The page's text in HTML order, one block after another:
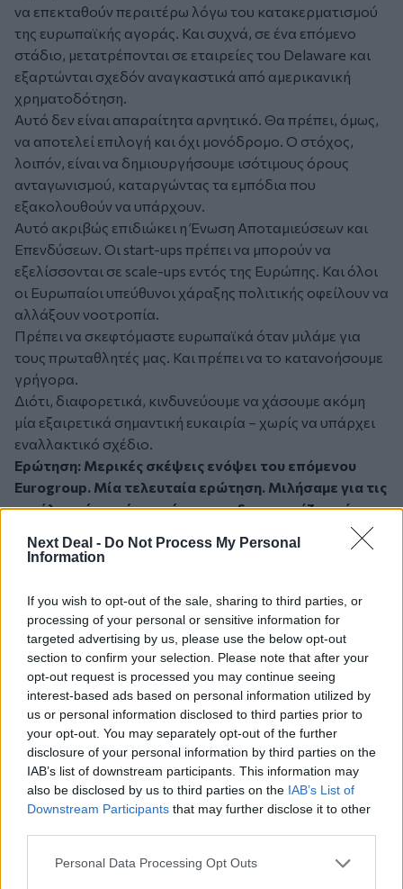
Next Deal - Do Not Process My Personal
Information
If you wish to opt-out of the sale, sharing to third parties, or
processing of your personal or sensitive information for
targeted advertising by us, please use the below opt-out
section to confirm your selection. Please note that after your
opt-out request is processed you may continue seeing
interest-based ads based on personal information utilized by
us or personal information disclosed to third parties prior to
your opt-out. You may separately opt-out of the further
disclosure of your personal information by third parties on the
IAB’s list of downstream participants. This information may
also be disclosed by us to third parties on the IAB’s List of
Downstream Participants that may further disclose it to other
Personal Data Processing Opt Outs
να επεκταθούν περαιτέρω λόγω του κατακερματισμού
της ευρωπαϊκής αγοράς. Και συχνά, σε ένα επόμενο
στάδιο, μετατρέπονται σε εταιρείες του Delaware και
εξαρτώνται σχεδόν αναγκαστικά από αμερικανική
χρηματοδότηση.
Αυτό δεν είναι απαραίτητα αρνητικό. Θα πρέπει, όμως,
να αποτελεί επιλογή και όχι μονόδρομο. Ο στόχος,
λοιπόν, είναι να δημιουργήσουμε ισότιμους όρους
ανταγωνισμού, καταργώντας τα εμπόδια που
εξακολουθούν να υπάρχουν.
Αυτό ακριβώς επιδιώκει η Ένωση Αποταμιεύσεων και
Επενδύσεων. Οι start-ups πρέπει να μπορούν να
εξελίσσονται σε scale-ups εντός της Ευρώπης. Και όλοι
οι Ευρωπαίοι υπεύθυνοι χάραξης πολιτικής οφείλουν να
αλλάξουν νοοτροπία.
Πρέπει να σκεφτόμαστε ευρωπαϊκά όταν μιλάμε για
τους πρωταθλητές μας. Και πρέπει να το κατανοήσουμε
γρήγορα.
Διότι, διαφορετικά, κινδυνεύουμε να χάσουμε ακόμη
μία εξαιρετικά σημαντική ευκαιρία – χωρίς να υπάρχει
εναλλακτικό σχέδιο.
Ερώτηση: Μερικές σκέψεις ενόψει του επόμενου
Eurogroup. Μία τελευταία ερώτηση. Μιλήσαμε για τις
μεγάλες χώρες, ή για χώρες που δεν γνωρίζουν ότι
είναι μικρές. Μπορούν τα μικρότερα κράτη-μέλη της
Ευρωπαϊκής Ένωσης να έχουν λόγο και ενεργό ρόλο
εξαρτώνται από το τι θέλουν να κάνουν η Γαλλία και η
Γερμανία;
Κυριάκος Πιερρακάκης: Απολύτως. Όχι μόνο μπορούν,
αλλά μπορούν να διαδραματίσουν ακόμη μεγαλύτερο
ρόλο. Ένα σημαντικό μέρος αυτής της ατζέντας αφορά
ακριβώς τις μικρότερες χώρες. Ανέφερα, για
παράδειγμα, την ηγετική στάση που επιδιώκει να
επιδείξει η Ελλάδα στον τομέα της διασυνοριακής
ενοποίησης και των συγχωνεύσεων και εξαγορών.
Πολλές μικρότερες χώρες, παρότι συχνά θεωρείται ότι
εξαιρούνται από τις μεγάλες εξελίξεις, έχουν καταφέρει
να πρωτοπορήσουν και να φέρουν απτά αποτελέσματα.
Αρκεί να δει κανείς τι έχουν πετύχει οι χώρες της